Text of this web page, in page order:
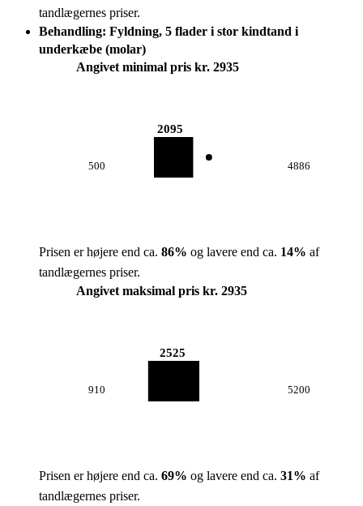
tandlægernes priser.
Behandling: Fyldning, 5 flader i stor kindtand i
underkæbe (molar)
Angivet minimal pris kr. 2935
500
2095
4886
Prisen er højere end ca. 86% og lavere end ca. 14% af
tandlægernes priser.
Angivet maksimal pris kr. 2935
910
2525
5200
Prisen er højere end ca. 69% og lavere end ca. 31% af
tandlægernes priser.